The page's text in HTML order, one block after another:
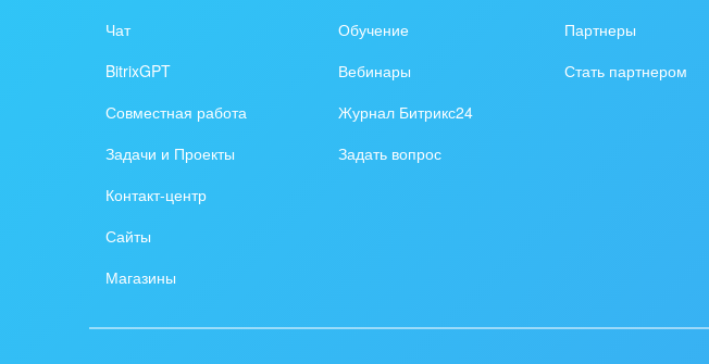
гос.организаций
продаж
Внедрение онлайн-офиса
/ Интранета
Промышленность
СМИ, издательства,
справочники
Чат
BitrixGPT
Совместная работа
Задачи и Проекты
Контакт-центр
Сайты
Магазины
Обучение
Вебинары
Журнал Битрикс24
Задать вопрос
Партнеры
Стать партнером